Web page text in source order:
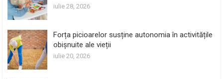
iulie 28, 2026
Forța picioarelor susține autonomia în activitățile
obișnuite ale vieții
iulie 20, 2026